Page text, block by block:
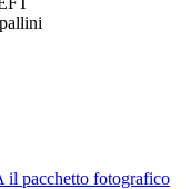
il pacchetto fotografico